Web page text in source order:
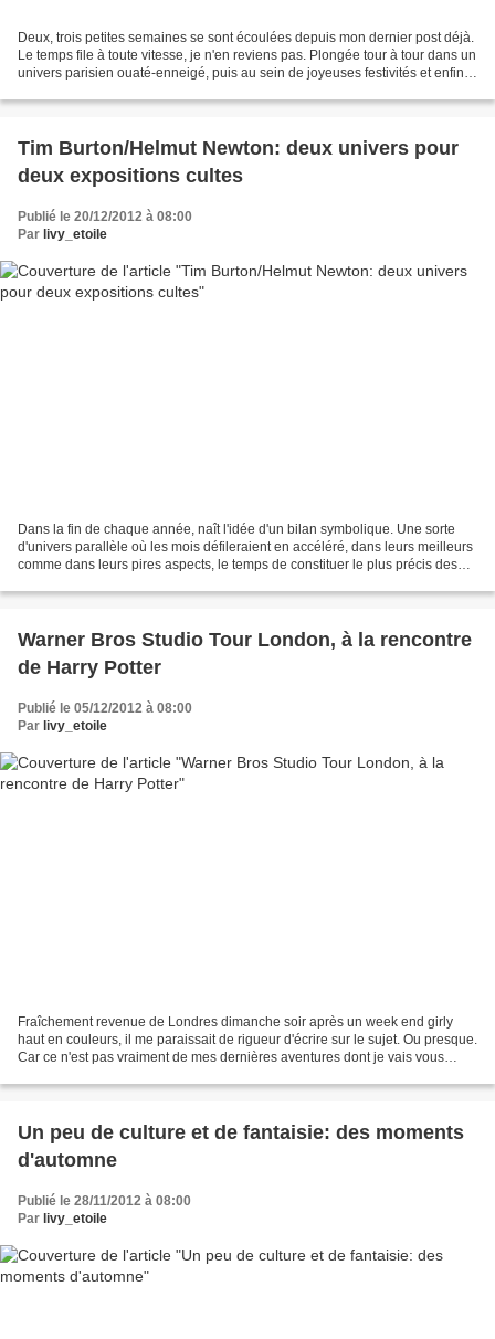
Deux, trois petites semaines se sont écoulées depuis mon dernier post déjà.
Le temps file à toute vitesse, je n'en reviens pas. Plongée tour à tour dans un
univers parisien ouaté-enneigé, puis au sein de joyeuses festivités et enfin
Tim Burton/Helmut Newton: deux univers pour
deux expositions cultes
Publié le 20/12/2012 à 08:00
Par livy_etoile
Dans la fin de chaque année, naît l'idée d'un bilan symbolique. Une sorte
d'univers parallèle où les mois défileraient en accéléré, dans leurs meilleurs
comme dans leurs pires aspects, le temps de constituer le plus précis des
Warner Bros Studio Tour London, à la rencontre
de Harry Potter
Publié le 05/12/2012 à 08:00
Par livy_etoile
Fraîchement revenue de Londres dimanche soir après un week end girly
haut en couleurs, il me paraissait de rigueur d'écrire sur le sujet. Ou presque.
Car ce n'est pas vraiment de mes dernières aventures dont je vais vous
Un peu de culture et de fantaisie: des moments
d'automne
Publié le 28/11/2012 à 08:00
Par livy_etoile